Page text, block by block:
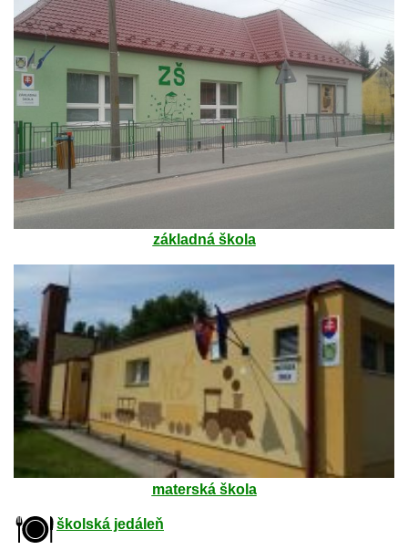
základná škola
materská škola
školská jedáleň